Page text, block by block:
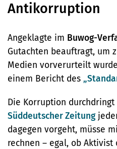
Antikorruption
Angeklagte im Buwog-
Gutachten beauftragt, um
Medien vorverurteilt
einem Bericht des
Die Korruption
Süddeutscher Zeitung
dagegen vorgeht, müsse
rechnen – egal, ob Aktivist